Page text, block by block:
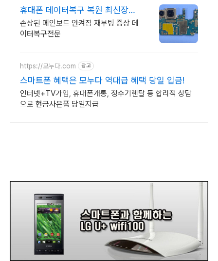
휴대폰 데이터복구 복원 최신장비
와 정품부품 당일수리
손상된 메인보드 안켜짐 재부팅 증상 데
이터복구전문
https://모누다.com 광고
스마트폰 혜택은 모누다 역대급 혜택 당일 입금!
인터넷+TV가입, 휴대폰개통, 정수기렌탈 등 합리적 상담
으로 현금사은품 당일지급